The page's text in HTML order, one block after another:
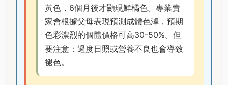
黃色，6個月後才顯現鮮橘色。專業賣
家會根據父母表現預測成體色澤，預期
色彩濃烈的個體價格可高30-50%。但
要注意：過度日照或營養不良也會導致
褪色。